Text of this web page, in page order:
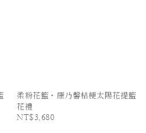
柔粉花籃・康乃馨桔梗太陽花提籃
花禮
NT$3,680